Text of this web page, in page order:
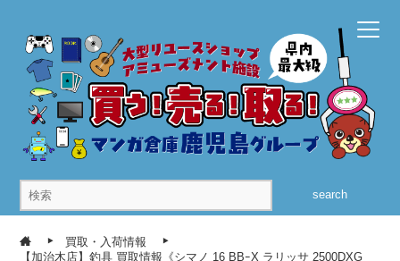
search
買取・入荷情報
【加治木店】釣具 買取情報《シマノ 16 BBｰX ラリッサ 2500DXG